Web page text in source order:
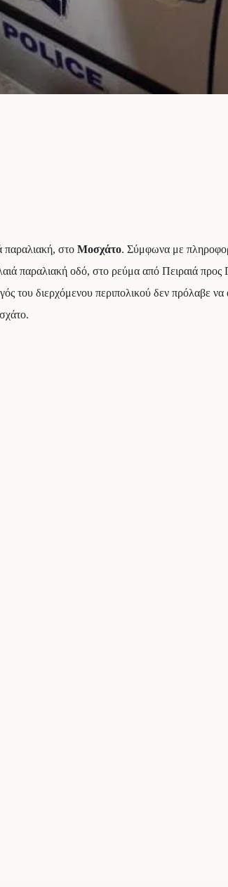
παραλιακή, στο Μοσχάτο. Σύμφωνα με
παραλιακή οδό, στο ρεύμα από Πειραιά
του διερχόμενου περιπολικού δεν πρόλαβε